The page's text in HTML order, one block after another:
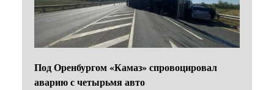
Под Оренбургом «Камаз» спровоцировал
аварию с четырьмя авто